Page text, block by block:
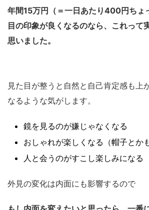
年間15万円（＝一日あたり400円ちょ
目の印象が良くなるのなら、これって
思いました。
見た目が整うと自然と自己肯定感も上
なるような気がします。
鏡を見るのが嫌じゃなくなる
おしゃれが楽しくなる（帽子とかも
人と会うのがすこし楽しみになる
外見の変化は内面にも影響するので